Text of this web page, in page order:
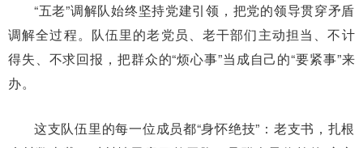
“五老”调解队始终坚持党建引领，把党的领导贯穿矛盾
调解全过程。队伍里的老党员、老干部们主动担当、不计
得失、不求回报，把群众的“烦心事”当成自己的“要紧事”来
办。
这支队伍里的每一位成员都“身怀绝技”：老支书，扎根